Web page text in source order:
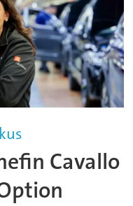
Cavallo